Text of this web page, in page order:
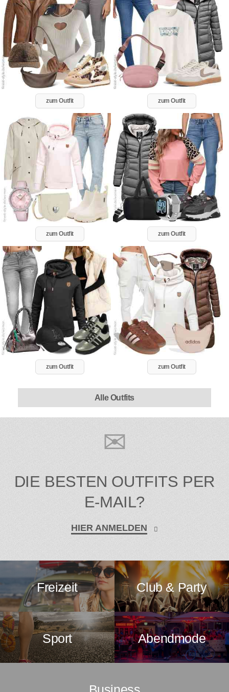
zum Outfit zum Outfit
zum Outfit zum Outfit
zum Outfit zum Outfit
Alle Outfits
DIE BESTEN OUTFITS PER
E-MAIL?
HIER ANMELDEN
Freizeit Club & Party
Sport Abendmode